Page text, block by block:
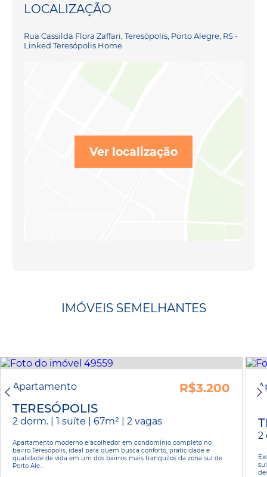
LOCALIZAÇÃO
Rua Cassilda Flora Zaffari, Teresópolis, Porto Alegre, RS -
Linked Teresópolis Home
Ver localização
IMÓVEIS SEMELHANTES
Apartamento
R$3.200
TERESÓPOLIS
2 dorm. | 1 suíte | 67m² | 2 vagas
Apartamento moderno e acolhedor em condomínio completo no
bairro Teresópolis, ideal para quem busca conforto, praticidade e
qualidade de vida em um dos bairros mais tranquilos da zona sul de
Porto Ale...
2